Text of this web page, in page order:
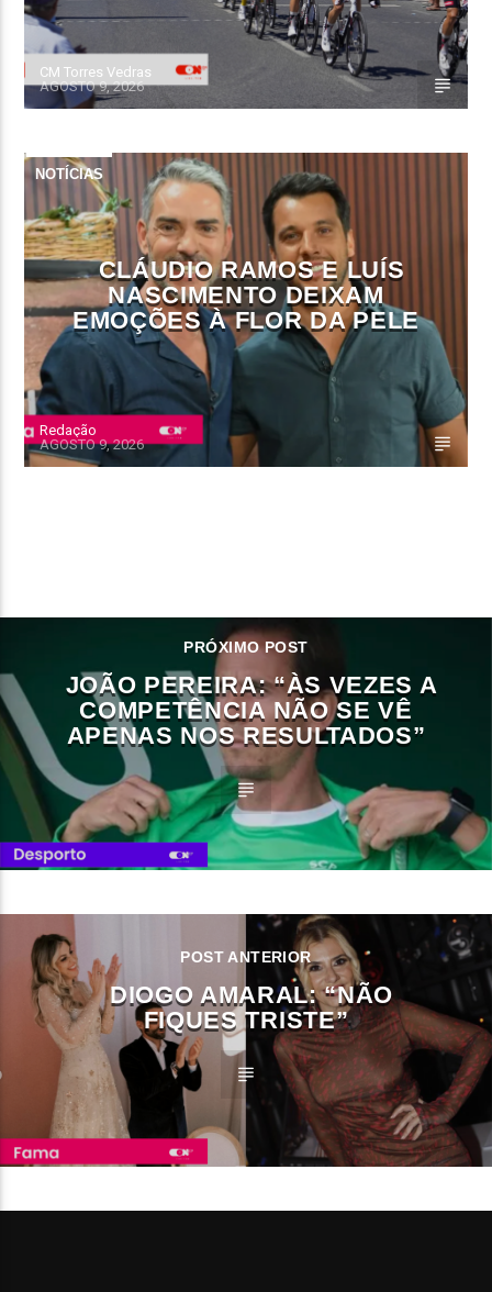
CM Torres Vedras
AGOSTO 9, 2026
NOTÍCIAS
CLÁUDIO RAMOS E LUÍS
NASCIMENTO DEIXAM
EMOÇÕES À FLOR DA PELE
Redação
AGOSTO 9, 2026
PRÓXIMO POST
JOÃO PEREIRA: “ÀS VEZES A
COMPETÊNCIA NÃO SE VÊ
APENAS NOS RESULTADOS”
POST ANTERIOR
DIOGO AMARAL: “NÃO
FIQUES TRISTE”